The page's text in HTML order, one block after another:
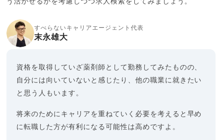
う活かせるかを考慮しつつ求人検索をしてみましょう。
すべらないキャリアエージェント代表
末永雄大
資格を取得していざ薬剤師として勤務してみたものの、
自分には向いていないと感じたり、他の職業に就きたい
と思う人もいます。
将来のためにキャリアを重ねていく必要を考えると早め
に転職した方が有利になる可能性は高めですよ。